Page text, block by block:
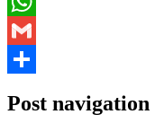
WhatsApp
Gmail
Post navigation